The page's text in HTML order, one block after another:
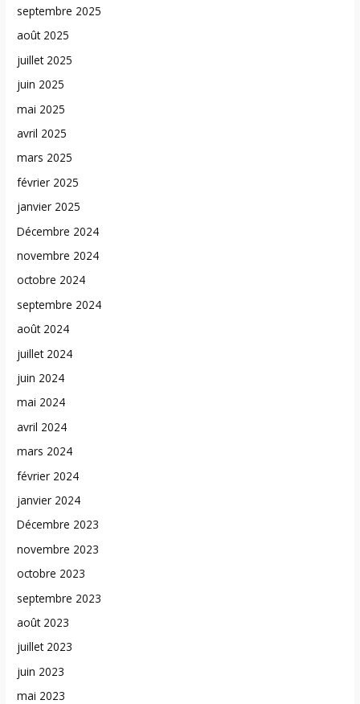
septembre 2025
août 2025
juillet 2025
juin 2025
mai 2025
avril 2025
mars 2025
février 2025
janvier 2025
Décembre 2024
novembre 2024
octobre 2024
septembre 2024
août 2024
juillet 2024
juin 2024
mai 2024
avril 2024
mars 2024
février 2024
janvier 2024
Décembre 2023
novembre 2023
octobre 2023
septembre 2023
août 2023
juillet 2023
juin 2023
mai 2023